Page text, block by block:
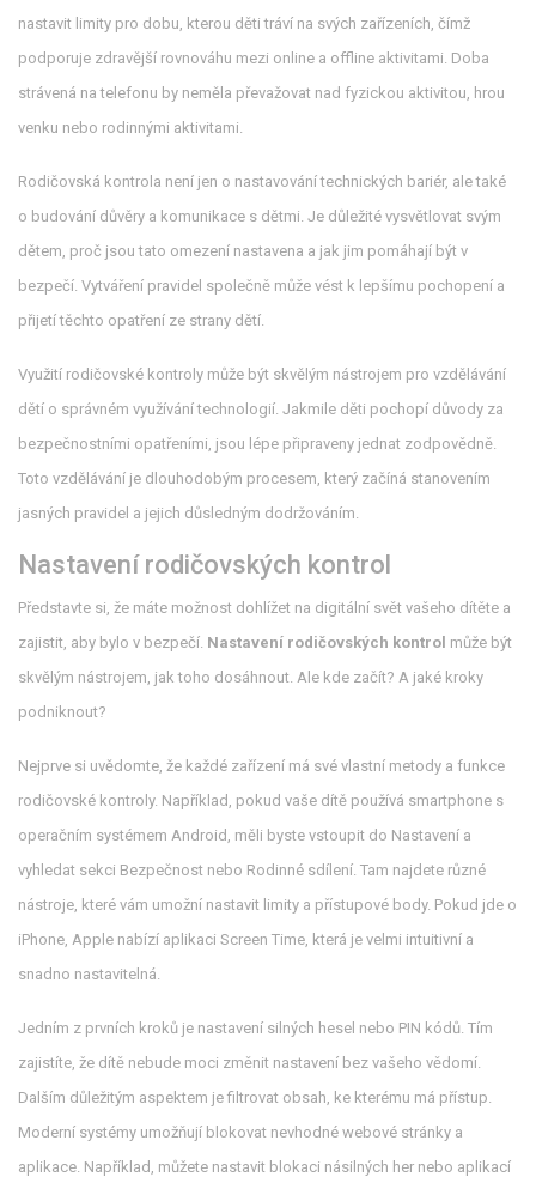
nastavit limity pro dobu, kterou děti tráví na svých zařízeních, čímž
podporuje zdravější rovnováhu mezi online a offline aktivitami. Doba
strávená na telefonu by neměla převažovat nad fyzickou aktivitou, hrou
venku nebo rodinnými aktivitami.
Rodičovská kontrola není jen o nastavování technických bariér, ale také
o budování důvěry a komunikace s dětmi. Je důležité vysvětlovat svým
dětem, proč jsou tato omezení nastavena a jak jim pomáhají být v
bezpečí. Vytváření pravidel společně může vést k lepšímu pochopení a
přijetí těchto opatření ze strany dětí.
Využití rodičovské kontroly může být skvělým nástrojem pro vzdělávání
dětí o správném využívání technologií. Jakmile děti pochopí důvody za
bezpečnostními opatřeními, jsou lépe připraveny jednat zodpovědně.
Toto vzdělávání je dlouhodobým procesem, který začíná stanovením
jasných pravidel a jejich důsledným dodržováním.
Nastavení rodičovských kontrol
Představte si, že máte možnost dohlížet na digitální svět vašeho dítěte a
zajistit, aby bylo v bezpečí. Nastavení rodičovských kontrol může být
skvělým nástrojem, jak toho dosáhnout. Ale kde začít? A jaké kroky
podniknout?
Nejprve si uvědomte, že každé zařízení má své vlastní metody a funkce
rodičovské kontroly. Například, pokud vaše dítě používá smartphone s
operačním systémem Android, měli byste vstoupit do Nastavení a
vyhledat sekci Bezpečnost nebo Rodinné sdílení. Tam najdete různé
nástroje, které vám umožní nastavit limity a přístupové body. Pokud jde o
iPhone, Apple nabízí aplikaci Screen Time, která je velmi intuitivní a
snadno nastavitelná.
Jedním z prvních kroků je nastavení silných hesel nebo PIN kódů. Tím
zajistíte, že dítě nebude moci změnit nastavení bez vašeho vědomí.
Dalším důležitým aspektem je filtrovat obsah, ke kterému má přístup.
Moderní systémy umožňují blokovat nevhodné webové stránky a
aplikace. Například, můžete nastavit blokaci násilných her nebo aplikací